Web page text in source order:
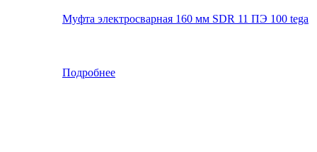
Муфта электросварная 160 мм SDR 11 ПЭ 100 tega
Подробнее